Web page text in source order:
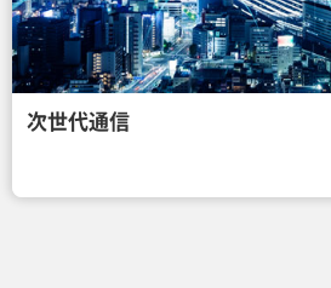
次世代通信